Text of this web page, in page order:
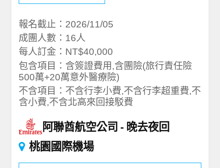
報名截止：2026/11/05
成團人數：16人
每人訂金：NT$40,000
包含項目：含簽證費用,含團險(旅行責任險
500萬+20萬意外醫療險)
不含項目：不含行李小費,不含行李超重費,不
含小費,不含北高來回接駁費
阿聯酋航空公司
晚去夜回
桃園國際機場